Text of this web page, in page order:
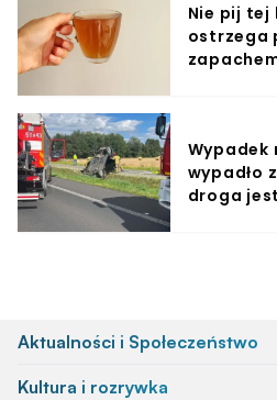
Nie pij tej
ostrzega
Wypadek
wypadło
droga
Aktualności i Społeczeństwo
Kultura i rozrywka